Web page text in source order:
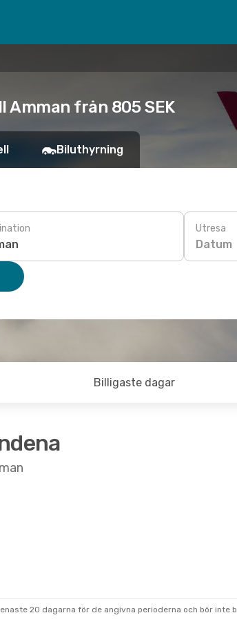
från 805 SEK
Biluthyrning
Utresa
Datum
Billigaste dagar
20 dagarna för de angivna perioderna och bör